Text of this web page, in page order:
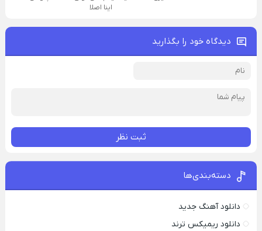
اینا اصلا
دیدگاه خود را بگذارید
ثبت نظر
دسته‌بندی‌ها
دانلود آهنگ جدید
دانلود ریمیکس ترند